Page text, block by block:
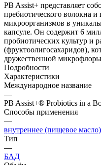
PB Assist+ представляет
пребиотического волокна
микроорганизмов в
капсуле. Он содержит 6
пробиотических культур и
(фруктоолигосахаридов),
дружественной
Подробности
Характеристики
Международное название
—
PB Assist+® Probiotics in a
Способы применения
—
внутреннее (пищевое масло)
Тип
—
БАД